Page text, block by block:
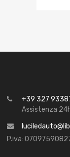
+39 327
Assistenza
P.iva: